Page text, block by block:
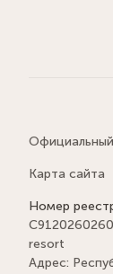
Официальный
Карта сайта
Номер
resort
Адрес: